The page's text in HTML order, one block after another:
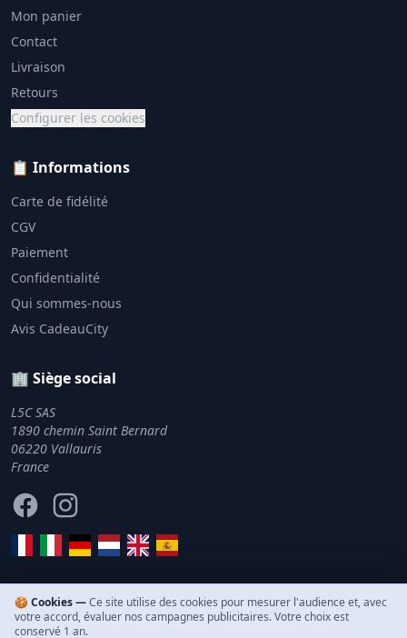
Mon panier
Contact
Livraison
Retours
Configurer les cookies
📋 Informations
Carte de fidélité
CGV
Paiement
Confidentialité
Qui sommes-nous
Avis CadeauCity
🏢 Siège social
L5C SAS
1890 chemin Saint Bernard
06220 Vallauris
France
FacebookInstagram
© 2011–2026 CadeauCity. Tous droits réservés.
🍪 Cookies —Ce site utilise des cookies pour mesurer l'audience et, avec
votre accord, évaluer nos campagnes publicitaires. Votre choix est
conservé 1 an.